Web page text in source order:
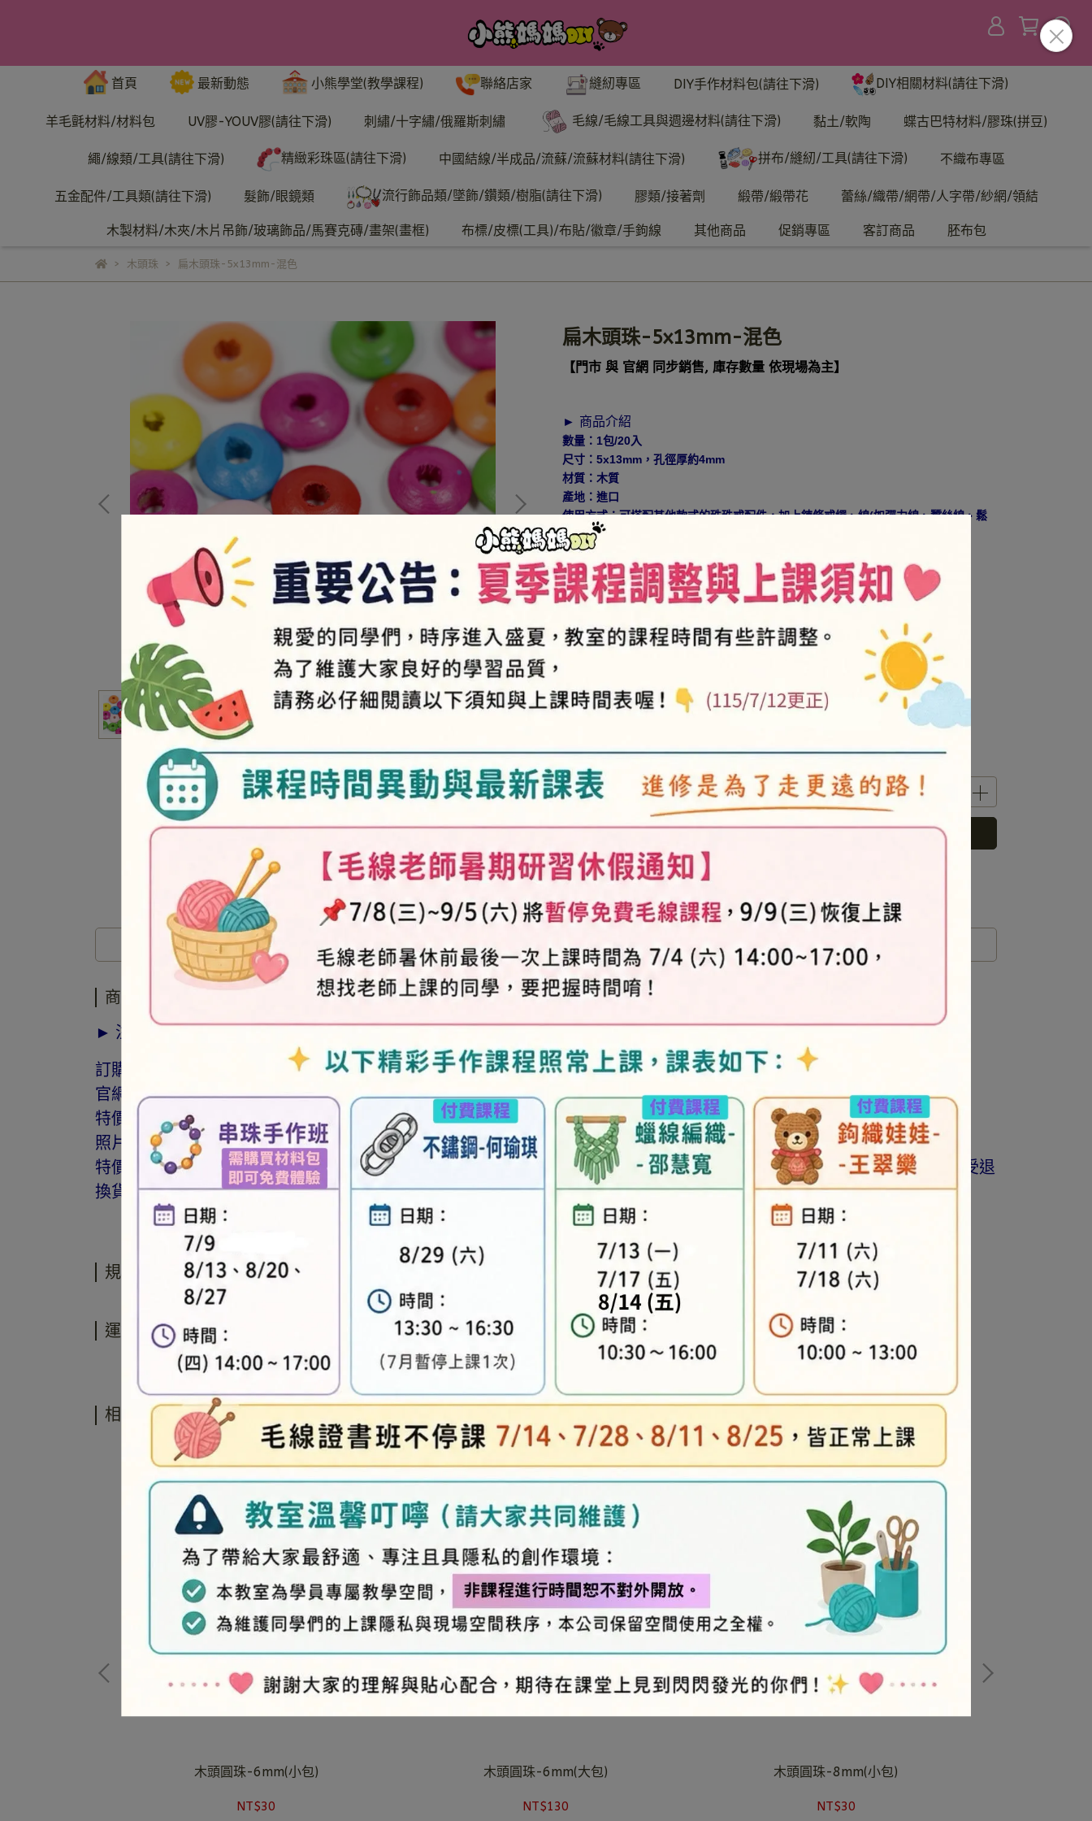
首頁 最新動態 小熊學堂(教學課程) 聯絡店家 縫紉專區 DIY手作材料包(請往下滑) DIY相關材料(請往下滑)
羊毛氈材料/材料包 UV膠-YOUV膠(請往下滑) 刺繡/十字繡/俄羅斯刺繡 毛線/毛線工具與週邊材料(請往下滑) 黏土/軟陶 蝶古巴特材料/膠珠(拼豆)
繩/線類/工具(請往下滑) 精緻彩珠區(請往下滑) 中國結線/半成品/流蘇/流蘇材料(請往下滑) 拼布/縫紉/工具(請往下滑) 不織布專區
五金配件/工具類(請往下滑) 髮飾/眼鏡類 流行飾品類/墜飾/鑽類/樹脂(請往下滑) 膠類/接著劑 緞帶/緞帶花 蕾絲/織帶/網帶/人字帶/紗網/領結
木製材料/木夾/木片吊飾/玻璃飾品/馬賽克磚/畫架(畫框) 布標/皮標(工具)/布貼/徽章/手鉤線 其他商品 促銷專區 客訂商品 胚布包
木頭珠 扁木頭珠-5x13mm-混色
扁木頭珠-5x13mm-混色
【門市 與 官網 同步銷售, 庫存數量 依現場為主】
► 商品介紹
數量：1包/20入
尺寸：5x13mm，孔徑厚約4mm
材質：木質
產地：進口
使用方式：可搭配其他款式的珠珠或配件，加上鍊條或繩、線(如彈力線、蠶絲線、鬆
緊帶)等，製作出各種美麗的手鍊~
►VIP會員-售價85折NT$25/金卡會員-售價8折NT$24
(部份商品9折，特價商品、品牌商品及促銷活動不折扣)
► 如何加入會員⇒ https://pse.is/3njdxz
商品編號: J4-50-11S
已售完，貨到通知我
加入最愛 此商品 「 最高 」可以折抵紅利
商品介紹 規格說明 運送方式
商品介紹
► 注意事項
訂購前請詳閱「線上訂購流程說明」及「退換貨需知」，謝謝。
官網與門市同步銷售，如遇缺貨會由專人與您聯繫。
特價商品，會員不再提供折扣優惠。
照片因拍攝光線與螢幕色差而有所差異，實際顏色與網路呈現略有不同，將以實際出貨商品為準。
特價品、客訂商品、毛線、緞帶、繩線、零碼商品、工具、消耗性商品(如膠類…等)，與著作權商品(如書籍…等)，恕不接受退
換貨。
規格說明
運送方式
相關商品
木頭圓珠-6mm(小包)
NT$30
木頭圓珠-6mm(大包)
NT$130
木頭圓珠-8mm(小包)
NT$30